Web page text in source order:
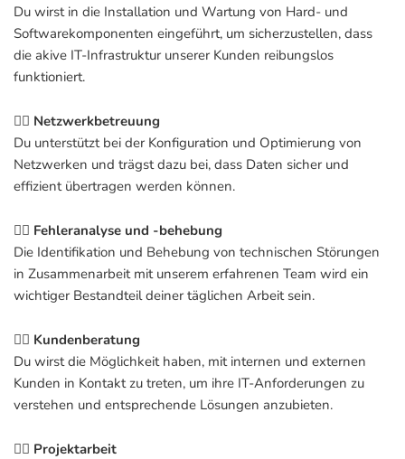
Du wirst in die Installation und Wartung von Hard- und
Softwarekomponenten eingeführt, um sicherzustellen, dass
die akive IT-Infrastruktur unserer Kunden reibungslos
funktioniert.
👉🏽 Netzwerkbetreuung
Du unterstützt bei der Konfiguration und Optimierung von
Netzwerken und trägst dazu bei, dass Daten sicher und
effizient übertragen werden können.
👉🏽 Fehleranalyse und -behebung
Die Identifikation und Behebung von technischen Störungen
in Zusammenarbeit mit unserem erfahrenen Team wird ein
wichtiger Bestandteil deiner täglichen Arbeit sein.
👉🏽 Kundenberatung
Du wirst die Möglichkeit haben, mit internen und externen
Kunden in Kontakt zu treten, um ihre IT-Anforderungen zu
verstehen und entsprechende Lösungen anzubieten.
👉🏽 Projektarbeit